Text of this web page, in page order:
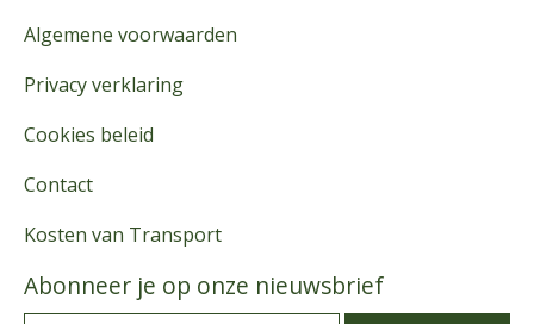
Algemene voorwaarden
Privacy verklaring
Cookies beleid
Contact
Kosten van Transport
Abonneer je op onze nieuwsbrief